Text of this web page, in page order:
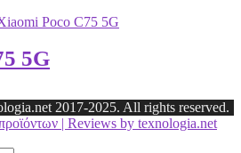
5G
2017-2025. All rights reserved.